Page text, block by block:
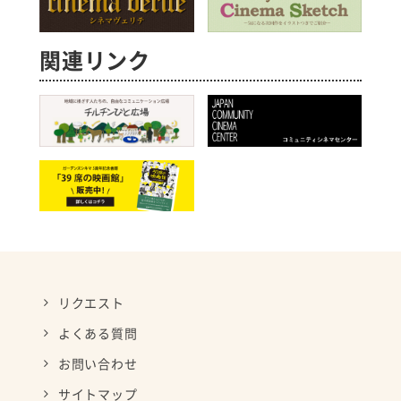
関連リンク
リクエスト
よくある質問
お問い合わせ
サイトマップ